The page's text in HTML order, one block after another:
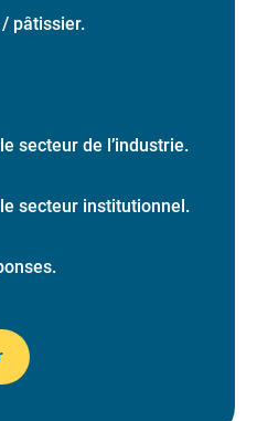
pâtissier.
secteur de l’industrie.
secteur institutionnel.